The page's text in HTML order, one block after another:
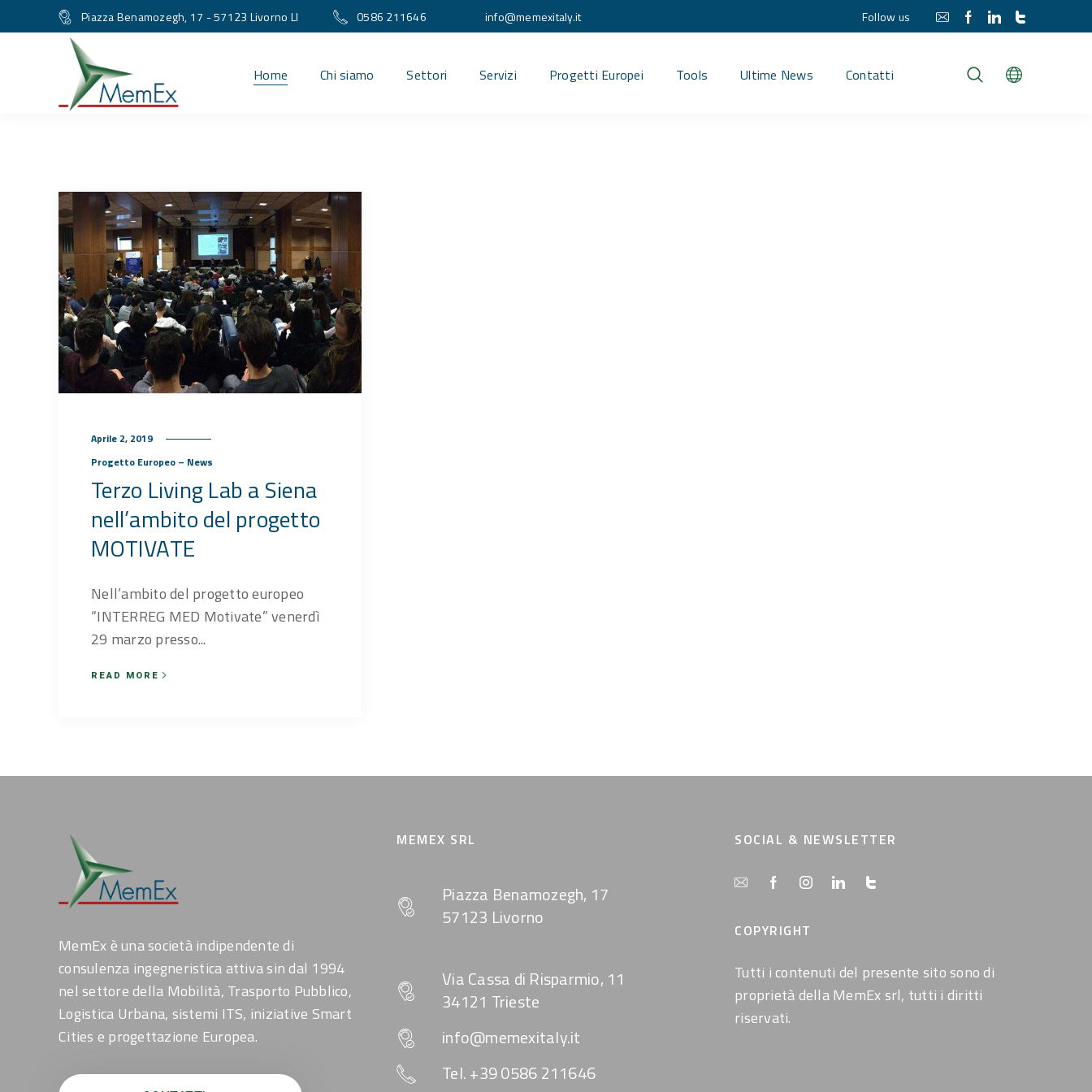
Piazza Benamozegh, 17 - 57123 Livorno LI 0586 211646 info@memexitaly.it Follow us
Home Chi siamo Settori Servizi Progetti Europei Tools Ultime News Contatti
Aprile 2, 2019
Progetto Europeo – News
Terzo Living Lab a Siena
nell’ambito del progetto
MOTIVATE
Nell’ambito del progetto europeo
“INTERREG MED Motivate” venerdì
29 marzo presso...
READ MORE
MemEx è una società indipendente di
consulenza ingegneristica attiva sin dal 1994
nel settore della Mobilità, Trasporto Pubblico,
Logistica Urbana, sistemi ITS, iniziative Smart
Cities e progettazione Europea.
MEMEX SRL
Piazza Benamozegh, 17
57123 Livorno
Via Cassa di Risparmio, 11
34121 Trieste
info@memexitaly.it
Tel. +39 0586 211646
SOCIAL & NEWSLETTER
COPYRIGHT
Tutti i contenuti del presente sito sono di
proprietà della MemEx srl, tutti i diritti
riservati.